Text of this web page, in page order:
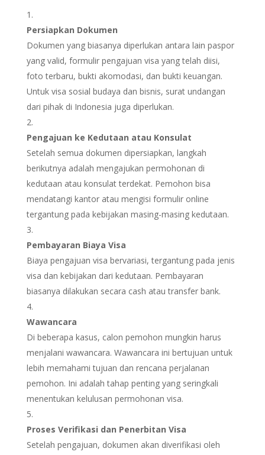
Persiapkan Dokumen
Dokumen yang biasanya diperlukan antara lain paspor
yang valid, formulir pengajuan visa yang telah diisi,
foto terbaru, bukti akomodasi, dan bukti keuangan.
Untuk visa sosial budaya dan bisnis, surat undangan
dari pihak di Indonesia juga diperlukan.
Pengajuan ke Kedutaan atau Konsulat
Setelah semua dokumen dipersiapkan, langkah
berikutnya adalah mengajukan permohonan di
kedutaan atau konsulat terdekat. Pemohon bisa
mendatangi kantor atau mengisi formulir online
tergantung pada kebijakan masing-masing kedutaan.
Pembayaran Biaya Visa
Biaya pengajuan visa bervariasi, tergantung pada jenis
visa dan kebijakan dari kedutaan. Pembayaran
biasanya dilakukan secara cash atau transfer bank.
Wawancara
Di beberapa kasus, calon pemohon mungkin harus
menjalani wawancara. Wawancara ini bertujuan untuk
lebih memahami tujuan dan rencana perjalanan
pemohon. Ini adalah tahap penting yang seringkali
menentukan kelulusan permohonan visa.
Proses Verifikasi dan Penerbitan Visa
Setelah pengajuan, dokumen akan diverifikasi oleh